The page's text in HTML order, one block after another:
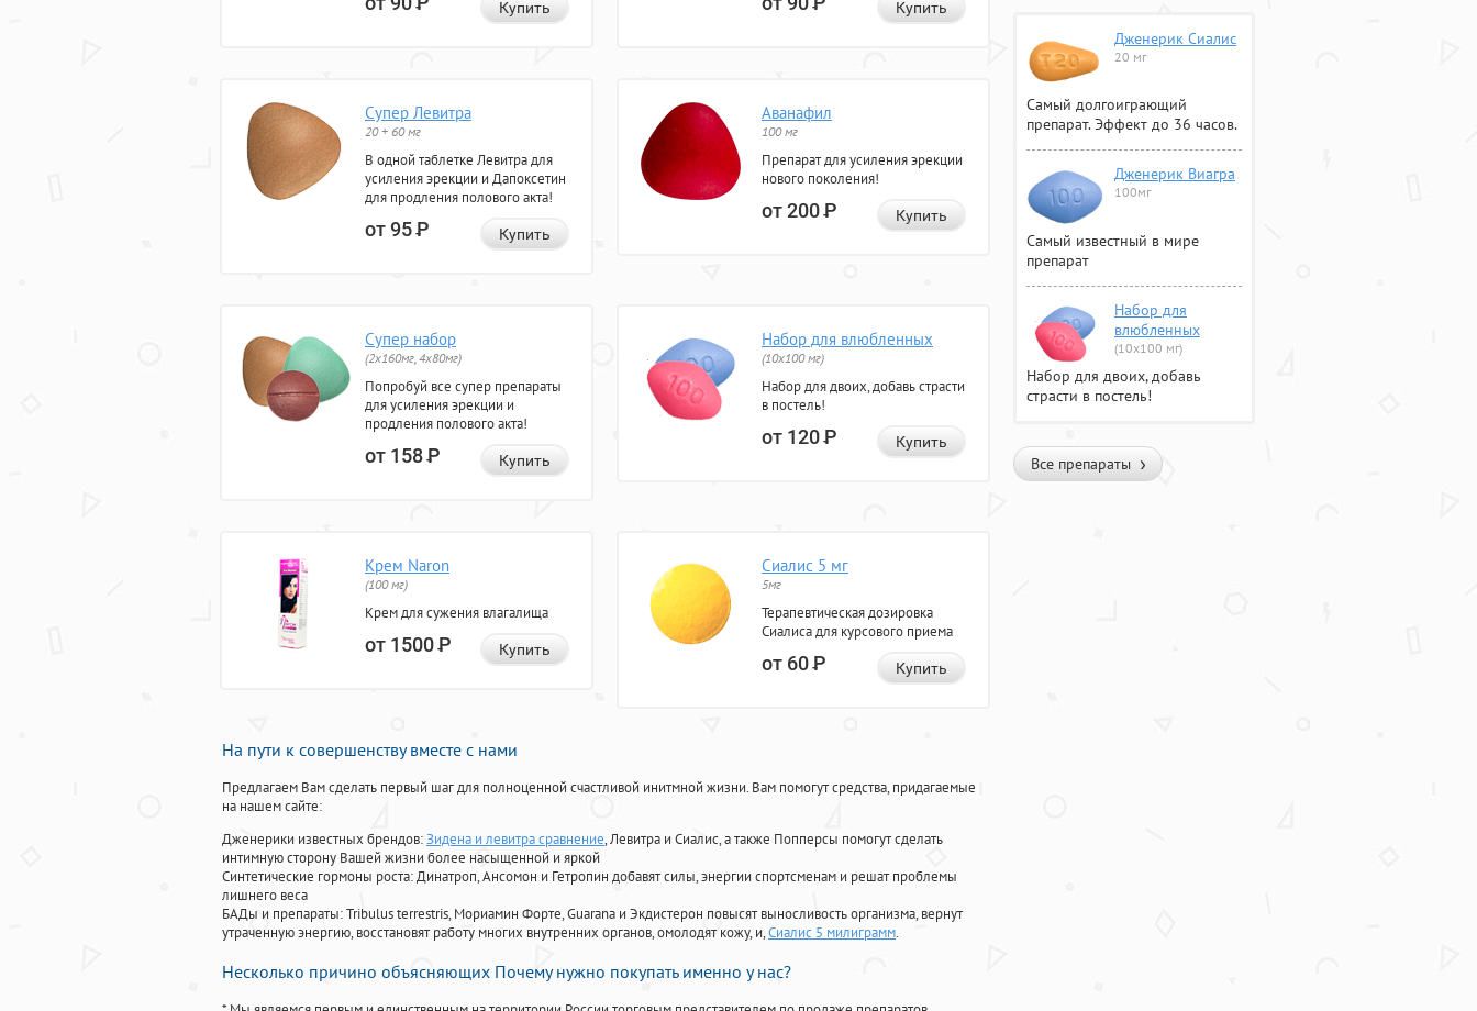
Купить Купить
Супер Левитра
20 + 60 мг
В одной таблетке Левитра для
усиления эрекции и Дапоксетин
для продления полового акта!
от 95Р Купить
Аванафил
100 мг
Препарат для усиления эрекции
нового поколения!
от 200Р Купить
Супер набор
(2х160мг, 4х80мг)
Попробуй все супер препараты
для усиления эрекции и
продления полового акта!
от 158Р Купить
Набор для влюбленных
(10х100 мг)
Набор для двоих, добавь страсти
в постель!
от 120Р Купить
Крем Naron
(100 мг)
Крем для сужения влагалища
от 1500Р Купить
Сиалис 5 мг
5мг
Терапевтическая дозировка
Сиалиса для курсового приема
от 60Р Купить
На пути к совершенству вместе с нами
Предлагаем Вам сделать первый шаг для полноценной счастливой инитмной жизни. Вам помогут средства, придагаемые
на нашем сайте:
Дженерики известных брендов:Зидена и левитра сравнение, Левитра и Сиалис, а также Попперсы помогут сделать
интимную сторону Вашей жизни более насыщенной и яркой
Синтетические гормоны роста: Динатроп, Ансомон и Гетропин добавят силы, энергии спортсменам и решат проблемы
лишнего веса
БАДы и препараты:Tribulus terrestris, Мориамин Форте, Guarana и Экдистерон повысят выносливость организма, вернут
утраченную энергию, восстановят работу многих внутренних органов, омолодят кожу, и,Сиалис 5 милиграмм.
Несколько причино объясняющих Почему нужно покупать именно у нас?
Дженерик Сиалис
20 мг
Самый долгоиграющий
препарат. Эффект до 36 часов.
Дженерик Виагра
100мг
Самый известный в мире
препарат
Набор для
влюбленных
(10х100 мг)
Набор для двоих, добавь
страсти в постель!
Все препараты